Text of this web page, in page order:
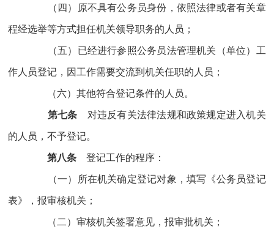
（四）原不具有公务员身份，依照法律或者有关章
程经选举等方式担任机关领导职务的人员；
（五）已经进行参照公务员法管理机关（单位）工
作人员登记，因工作需要交流到机关任职的人员；
（六）其他符合登记条件的人员。
第七条 对违反有关法律法规和政策规定进入机关
的人员，不予登记。
第八条 登记工作的程序：
（一）所在机关确定登记对象，填写《公务员登记
表》，报审核机关；
（二）审核机关签署意见，报审批机关；